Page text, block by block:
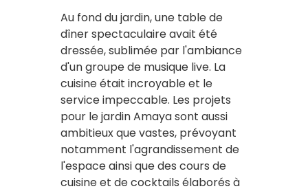
Au fond du jardin, une table de
dîner spectaculaire avait été
dressée, sublimée par l'ambiance
d'un groupe de musique live. La
cuisine était incroyable et le
service impeccable. Les projets
pour le jardin Amaya sont aussi
ambitieux que vastes, prévoyant
notamment l'agrandissement de
l'espace ainsi que des cours de
cuisine et de cocktails élaborés à